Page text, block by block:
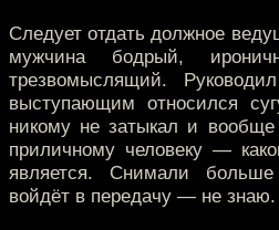
Следует отдать должное
мужчина бодрый,
трезвомыслящий.
выступающим относился
никому не затыкал и вообще
приличному человеку —
является. Снимали
войдёт в передачу — не